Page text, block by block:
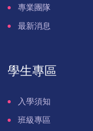
專業團隊
最新消息
學生專區
入學須知
班級專區